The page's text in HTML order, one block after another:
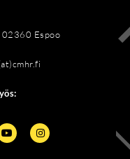
02360 Espoo